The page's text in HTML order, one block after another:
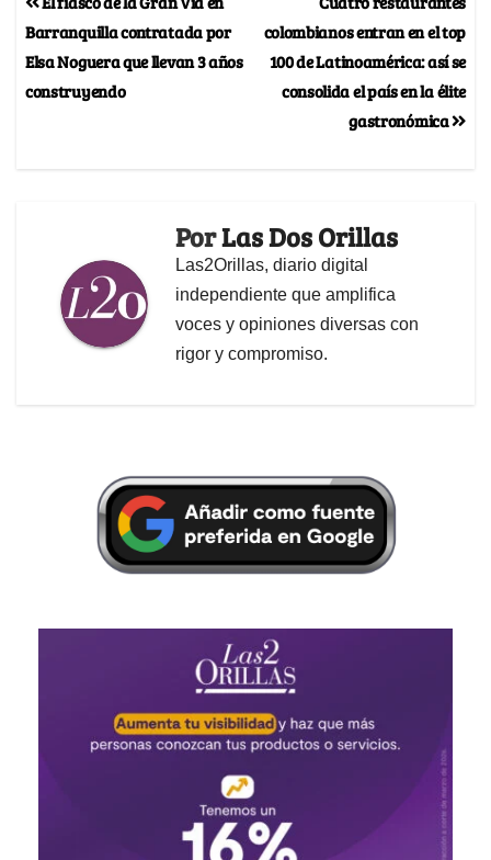
colombianos entran en el top
100 de Latinoamérica: así se
consolida el país en la élite
gastronómica
Barranquilla contratada por
Elsa Noguera que llevan 3 años
construyendo
PorLas Dos Orillas
Las2Orillas, diario digital
independiente que amplifica
voces y opiniones diversas con
rigor y compromiso.